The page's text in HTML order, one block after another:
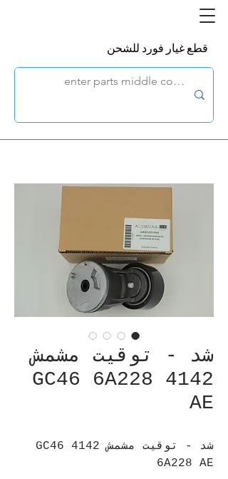
قطع غيار فورد للشحن
شد - توقيت مشمش
4142 GC46 6A228
AE
شد - توقيت مشمش 4142 GC46
6A228 AE